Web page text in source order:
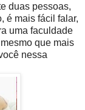
duas pessoas,
é mais fácil falar,
uma faculdade
que mais
nessa